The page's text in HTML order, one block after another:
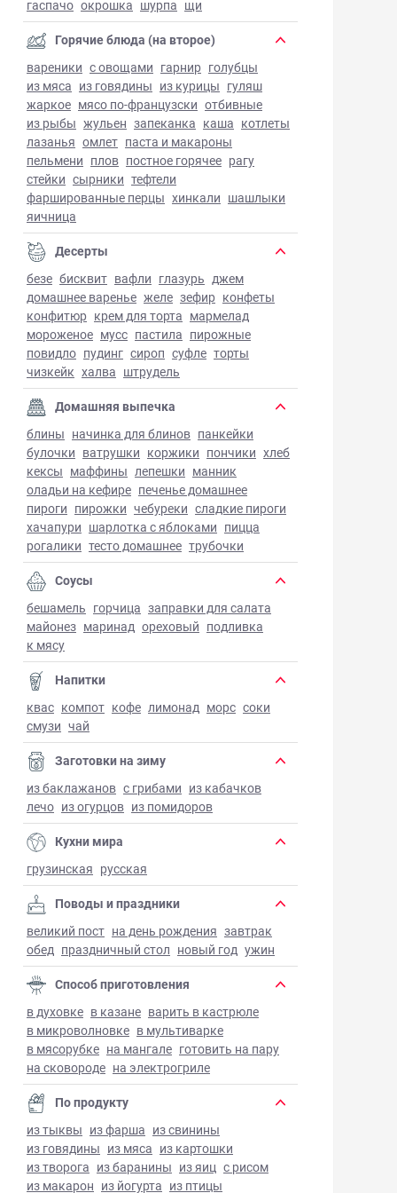
гаспачо окрошка шурпа щи
Горячие блюда (на второе)
вареники с овощами гарнир голубцы
из мяса из говядины из курицы гуляш
жаркое мясо по-французски отбивные
из рыбы жульен запеканка каша котлеты
лазанья омлет паста и макароны
пельмени плов постное горячее рагу
стейки сырники тефтели
фаршированные перцы хинкали шашлыки
яичница
Десерты
безе бисквит вафли глазурь джем
домашнее варенье желе зефир конфеты
конфитюр крем для торта мармелад
мороженое мусс пастила пирожные
повидло пудинг сироп суфле торты
чизкейк халва штрудель
Домашняя выпечка
блины начинка для блинов панкейки
булочки ватрушки коржики пончики хлеб
кексы маффины лепешки манник
оладьи на кефире печенье домашнее
пироги пирожки чебуреки сладкие пироги
хачапури шарлотка с яблоками пицца
рогалики тесто домашнее трубочки
Соусы
бешамель горчица заправки для салата
майонез маринад ореховый подливка
к мясу
Напитки
квас компот кофе лимонад морс соки
смузи чай
Заготовки на зиму
из баклажанов с грибами из кабачков
лечо из огурцов из помидоров
Кухни мира
грузинская русская
Поводы и праздники
великий пост на день рождения завтрак
обед праздничный стол новый год ужин
Способ приготовления
в духовке в казане варить в кастрюле
в микроволновке в мультиварке
в мясорубке на мангале готовить на пару
на сковороде на электрогриле
По продукту
из тыквы из фарша из свинины
из говядины из мяса из картошки
из творога из баранины из яиц с рисом
из макарон из йогурта из птицы